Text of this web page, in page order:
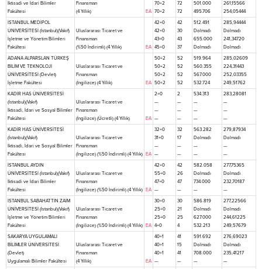
İktisadi ve İdari Bilimler
Fakültesi
Finansman
(4 Yıllık)
EA
70+2
70+2
72
72
501.000
495.706
261,15566
254,05444
İSTANBUL MEDİPOL
ÜNİVERSİTESİ (İstanbul)(Vakıf)
İşletme ve Yönetim Bilimleri
Fakültesi
Uluslararası Ticaret ve
Finansman
(%50 İndirimli) (4 Yıllık)
EA
42+0
42+0
43+0
45+0
42
30
43
37
512.491
Dolmadı
655.000
Dolmadı
285,94444
Dolmadı
241,34720
Dolmadı
ADANA ALPARSLAN TÜRKEŞ
BİLİM VE TEKNOLOJİ
ÜNİVERSİTESİ (Devlet)
İşletme Fakültesi
Uluslararası Ticaret ve
Finansman
(İngilizce) (4 Yıllık)
EA
50+2
50+2
50+2
50+2
52
52
52
52
519.964
560.355
567.000
532.724
285,02609
224,31443
252,03355
249,51762
KADİR HAS ÜNİVERSİTESİ
(İstanbul)(Vakıf)
İktisadi, İdari ve Sosyal Bilimler
Fakültesi
Uluslararası Ticaret ve
Finansman
(İngilizce) (Ücretli) (4 Yıllık)
EA
2+0
—
—
—
2
—
—
—
534.313
—
—
—
283,28081
—
—
—
KADİR HAS ÜNİVERSİTESİ
(İstanbul)(Vakıf)
İktisadi, İdari ve Sosyal Bilimler
Fakültesi
Uluslararası Ticaret ve
Finansman
(İngilizce) (%50 İndirimli) (4 Yıllık)
EA
32+0
31+0
—
—
32
17
—
—
563.282
Dolmadı
—
—
279,87934
Dolmadı
—
—
İSTANBUL AYDIN
ÜNİVERSİTESİ (İstanbul)(Vakıf)
İktisadi ve İdari Bilimler
Fakültesi
Uluslararası Ticaret ve
Finansman
(İngilizce) (%50 İndirimli) (4 Yıllık)
EA
42+0
55+0
47+0
—
42
26
47
—
582.058
Dolmadı
734.000
—
277,75365
Dolmadı
232,70187
—
İSTANBUL SABAHATTİN ZAİM
ÜNİVERSİTESİ (İstanbul)(Vakıf)
İşletme ve Yönetim Bilimleri
Fakültesi
Uluslararası Ticaret ve
Finansman
(İngilizce) (%50 İndirimli) (4 Yıllık)
EA
30+0
25+0
25+0
4+0
30
21
25
4
586.819
Dolmadı
627.000
532.213
277,22566
Dolmadı
244,61225
249,57679
SAKARYA UYGULAMALI
BİLİMLER ÜNİVERSİTESİ
(Devlet)
Uygulamalı Bilimler Fakültesi
Uluslararası Ticaret ve
Finansman
(4 Yıllık)
EA
40+1
40+1
40+1
—
41
15
41
—
591.692
Dolmadı
708.000
—
276,69023
Dolmadı
235,41217
—